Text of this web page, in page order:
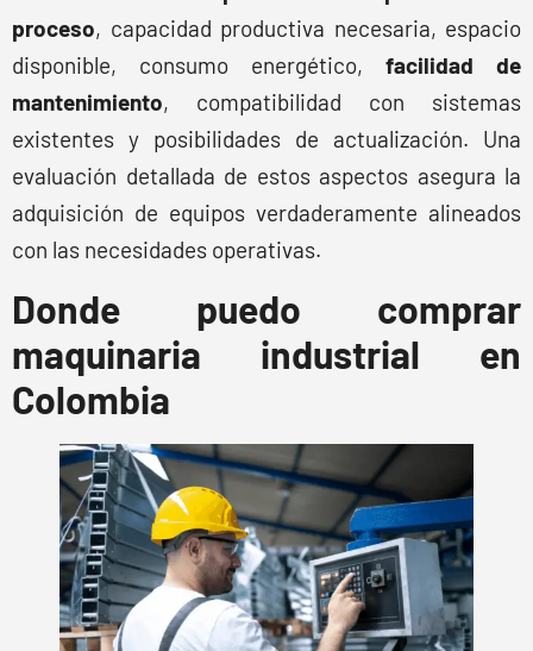
proceso, capacidad productiva necesaria, espacio
disponible, consumo energético, facilidad de
mantenimiento, compatibilidad con sistemas
existentes y posibilidades de actualización. Una
evaluación detallada de estos aspectos asegura la
adquisición de equipos verdaderamente alineados
con las necesidades operativas.
Donde puedo comprar
maquinaria industrial en
Colombia